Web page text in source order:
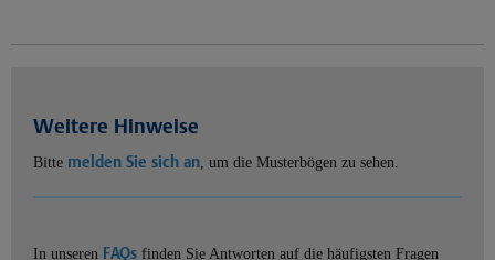
Weitere Hinweise
Bitte melden Sie sich an, um die Musterbögen zu sehen.
In unseren FAQs finden Sie Antworten auf die häufigsten Fragen